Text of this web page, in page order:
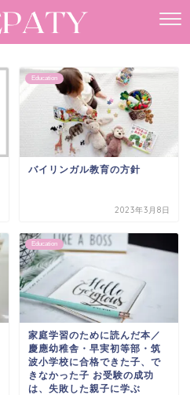
Education
バイリンガル教育の方針
2023年3月8日
Education
家庭学習のために読んだ本／
慶應幼稚舎・早実初等部・筑
波小学校に合格できた子、で
きなかった子 お受験の成功
は、失敗した親子に学ぶ